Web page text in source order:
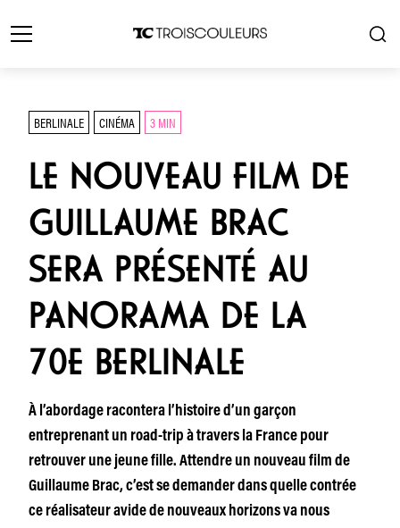
BERLINALE CINÉMA 3 MIN
LE NOUVEAU FILM DE
GUILLAUME BRAC
SERA PRÉSENTÉ AU
PANORAMA DE LA
70E BERLINALE
À l’abordage racontera l’histoire d’un garçon
entreprenant un road-trip à travers la France pour
retrouver une jeune fille. Attendre un nouveau film de
Guillaume Brac, c’est se demander dans quelle contrée
ce réalisateur avide de nouveaux horizons va nous